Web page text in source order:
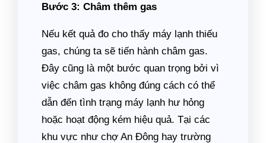
Bước 3: Châm thêm gas
Nếu kết quả đo cho thấy máy lạnh thiếu
gas, chúng ta sẽ tiến hành châm gas.
Đây cũng là một bước quan trọng bởi vì
việc châm gas không đúng cách có thể
dẫn đến tình trạng máy lạnh hư hỏng
hoặc hoạt động kém hiệu quả. Tại các
khu vực như chợ An Đông hay trường